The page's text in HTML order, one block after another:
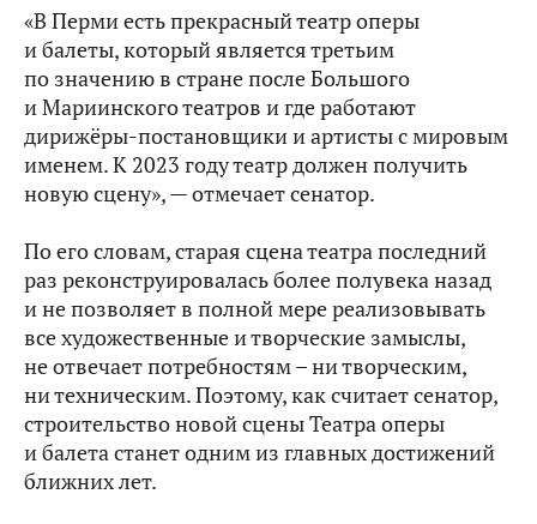
«В Перми есть прекрасный театр оперы
и балеты, который является третьим
по значению в стране после Большого
и Мариинского театров и где работают
дирижёры-постановщики и артисты с мировым
именем. К 2023 году театр должен получить
новую сцену», — отмечает сенатор.
По его словам, старая сцена театра последний
раз реконструировалась более полувека назад
ине позволяет в полной мере реализовывать
все художественные и творческие замыслы,
не отвечает потребностям – ни творческим,
ни техническим. Поэтому, как считает сенатор,
строительство новой сцены Театра оперы
и балета станет одним из главных достижений
ближних лет.